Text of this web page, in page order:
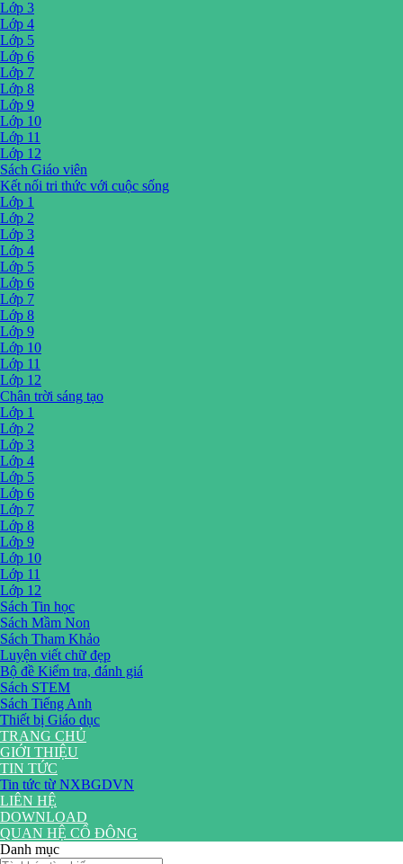
Lớp 3
Lớp 4
Lớp 5
Lớp 6
Lớp 7
Lớp 8
Lớp 9
Lớp 10
Lớp 11
Lớp 12
Sách Giáo viên
Kết nối tri thức với cuộc sống
Lớp 1
Lớp 2
Lớp 3
Lớp 4
Lớp 5
Lớp 6
Lớp 7
Lớp 8
Lớp 9
Lớp 10
Lớp 11
Lớp 12
Chân trời sáng tạo
Lớp 1
Lớp 2
Lớp 3
Lớp 4
Lớp 5
Lớp 6
Lớp 7
Lớp 8
Lớp 9
Lớp 10
Lớp 11
Lớp 12
Sách Tin học
Sách Mầm Non
Sách Tham Khảo
Luyện viết chữ đẹp
Bộ đề Kiểm tra, đánh giá
Sách STEM
Sách Tiếng Anh
Thiết bị Giáo dục
TRANG CHỦ
GIỚI THIỆU
TIN TỨC
Tin tức từ NXBGDVN
LIÊN HỆ
DOWNLOAD
QUAN HỆ CỔ ĐÔNG
Danh mục